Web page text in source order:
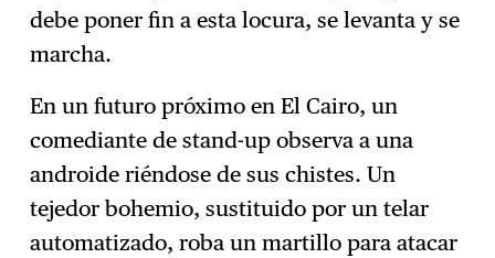
debe poner fin a esta locura, se levanta y se
marcha.
En un futuro próximo en El Cairo, un
comediante de stand-up observa a una
androide riéndose de sus chistes. Un
tejedor bohemio, sustituido por un telar
automatizado, roba un martillo para atacar